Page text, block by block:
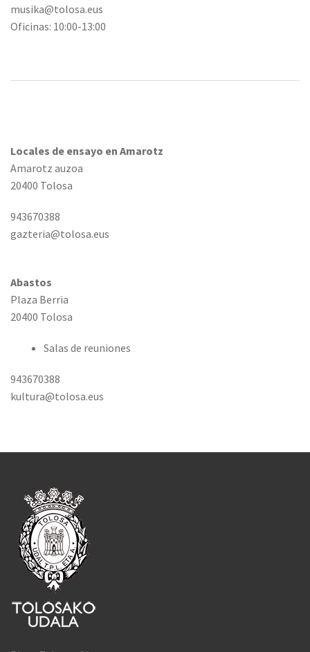
musika@tolosa.eus
Oficinas: 10:00-13:00
Locales de ensayo en Amarotz
Amarotz auzoa
20400 Tolosa
943670388
gazteria@tolosa.eus
Abastos
Plaza Berria
20400 Tolosa
Salas de reuniones
943670388
kultura@tolosa.eus